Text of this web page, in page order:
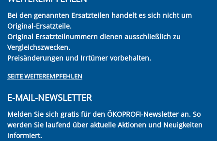
Bei den genannten Ersatzteilen handelt es sich nicht um
Original-Ersatzteile.
Original Ersatzteilnummern dienen ausschließlich zu
Vergleichszwecken.
Preisänderungen und Irrtümer vorbehalten.
SEITE WEITEREMPFEHLEN
E-MAIL-NEWSLETTER
Melden Sie sich gratis für den ÖKOPROFI-Newsletter an. So
werden Sie laufend über aktuelle Aktionen und Neuigkeiten
informiert.